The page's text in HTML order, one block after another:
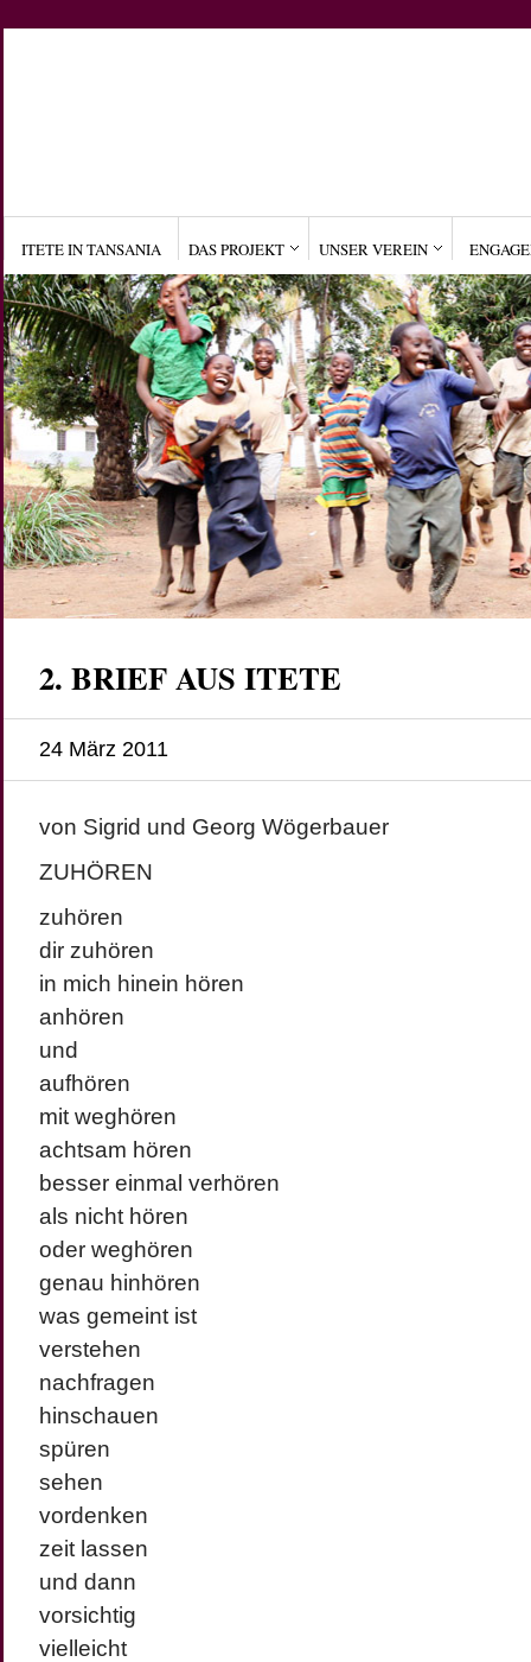
ITETE IN TANSANIA DAS PROJEKT UNSER VEREIN
2. BRIEF AUS ITETE
24 März 2011
von Sigrid und Georg Wögerbauer
ZUHÖREN
zuhören
dir zuhören
in mich hinein hören
anhören
und
aufhören
mit weghören
achtsam hören
besser einmal verhören
als nicht hören
oder weghören
genau hinhören
was gemeint ist
verstehen
nachfragen
hinschauen
spüren
sehen
vordenken
zeit lassen
und dann
vorsichtig
vielleicht